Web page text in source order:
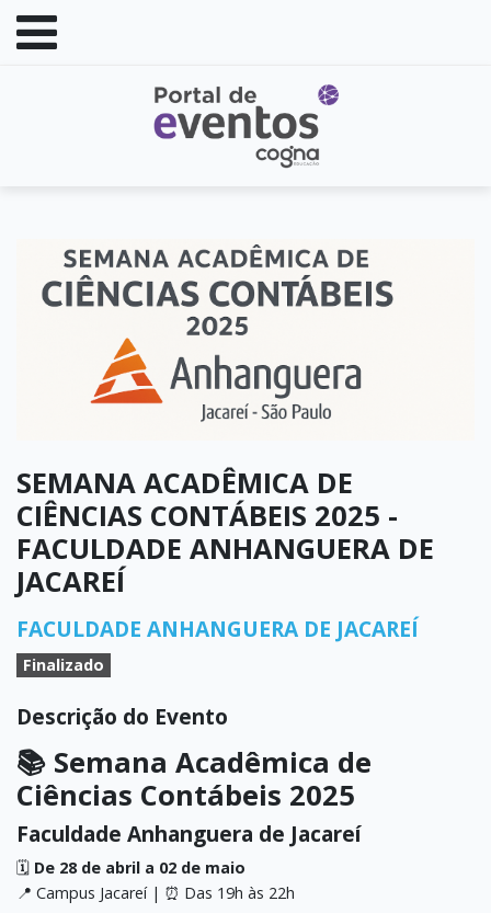
SEMANA ACADÊMICA DE
CIÊNCIAS CONTÁBEIS 2025 -
FACULDADE ANHANGUERA DE
JACAREÍ
FACULDADE ANHANGUERA DE JACAREÍ
Finalizado
Descrição do Evento
📚 Semana Acadêmica de
Ciências Contábeis 2025
Faculdade Anhanguera de Jacareí
🗓️ De 28 de abril a 02 de maio
📍 Campus Jacareí | ⏰ Das 19h às 22h